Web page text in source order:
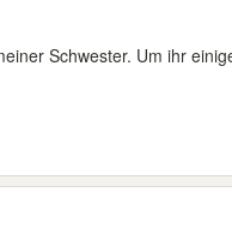
Schwester. Um ihr